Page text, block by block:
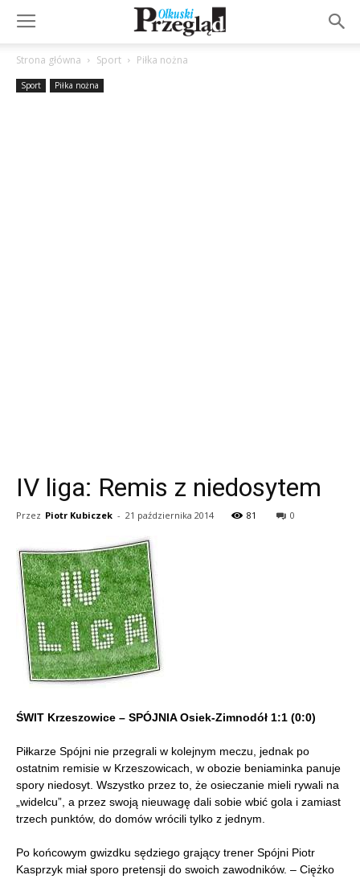
Strona główna Sport Piłka nożna
Sport Piłka nożna
IV liga: Remis z niedosytem
Przez Piotr Kubiczek - 21 października 2014 81 0
ŚWIT Krzeszowice – SPÓJNIA Osiek-Zimnodół 1:1 (0:0)
Piłkarze Spójni nie przegrali w kolejnym meczu, jednak po
ostatnim remisie w Krzeszowicach, w obozie beniaminka panuje
spory niedosyt. Wszystko przez to, że osieczanie mieli rywali na
„widelcu”, a przez swoją nieuwagę dali sobie wbić gola i zamiast
trzech punktów, do domów wrócili tylko z jednym.
Po końcowym gwizdku sędziego grający trener Spójni Piotr
Kasprzyk miał sporo pretensji do swoich zawodników. – Ciężko